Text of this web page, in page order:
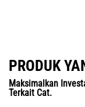
PRODUK
Maksimalkan
Terkait Cat.